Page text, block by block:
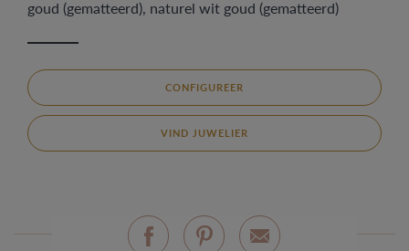
goud (gematteerd), naturel wit goud (gematteerd)
CONFIGUREER
VIND JUWELIER